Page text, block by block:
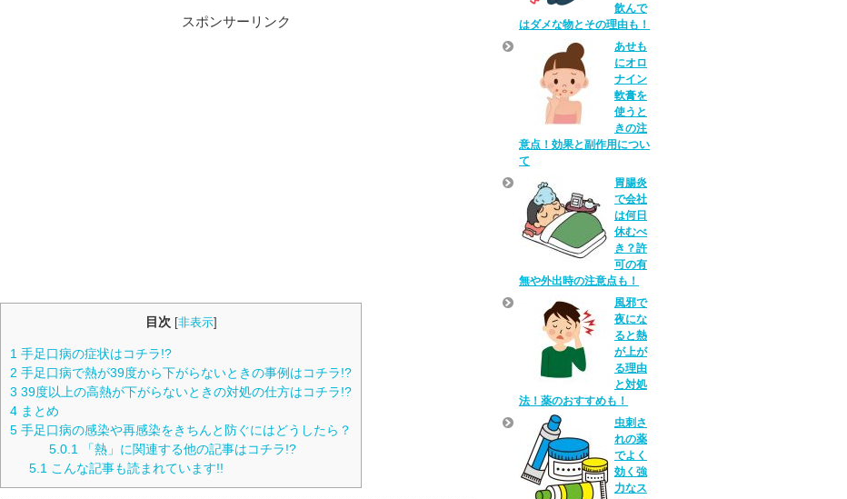
スポンサーリンク
目次 [非表示]
1 手足口病の症状はコチラ!?
2 手足口病で熱が39度から下がらないときの事例はコチラ!?
3 39度以上の高熱が下がらないときの対処の仕方はコチラ!?
4 まとめ
5 手足口病の感染や再感染をきちんと防ぐにはどうしたら？
5.0.1
「熱」に関連する他の記事はコチラ!?
5.1 こんな記事も読まれています!!
飲んで
はダメな物とその理由も！
あせも
にオロ
ナイン
軟膏を
使うと
きの注
意点！効果と副作用につい
て
胃腸炎
で会社
は何日
休むべ
き？許
可の有
無や外出時の注意点も！
風邪で
夜にな
ると熱
が上が
る理由
と対処
法！薬のおすすめも！
虫刺さ
れの薬
でよく
効く強
力なス